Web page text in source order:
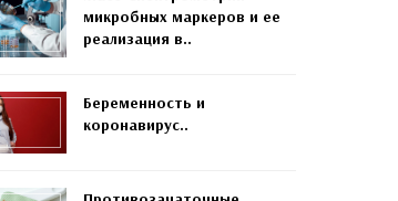
микробных маркеров и ее
реализация в..
Беременность и
коронавирус..